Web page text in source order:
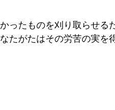
ったものを刈り取らせる
たがたはその労苦の実を